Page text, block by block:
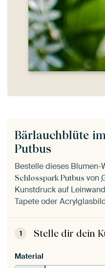
Bärlauchblüte
Putbus
Bestelle dieses Blumen-
Schlosspark Putbus von
Kunstdruck auf
Tapete oder
1 Stelle dir dein
Material